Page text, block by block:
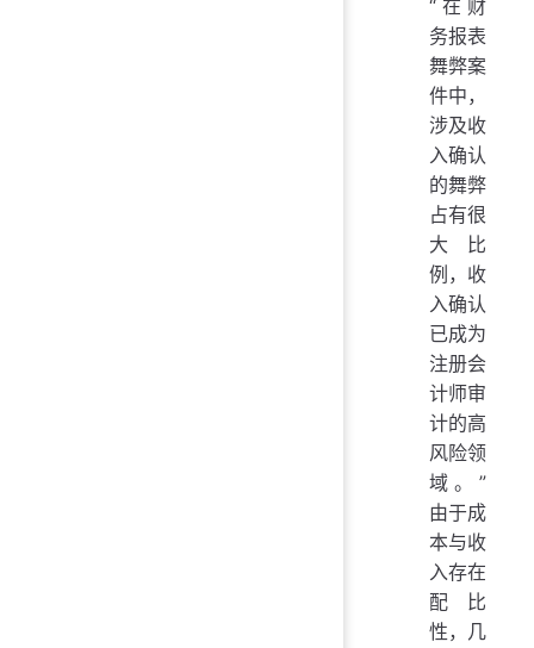
“在财
务报表
舞弊案
件中，
涉及收
入确认
的舞弊
占有很
大比
例，收
入确认
已成为
注册会
计师审
计的高
风险领
域。”
由于成
本与收
入存在
配比
性，几